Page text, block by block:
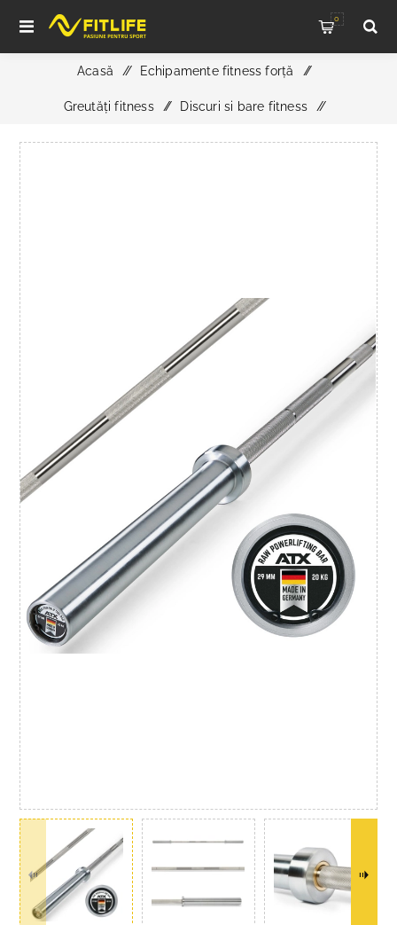
0
Acasă / Echipamente fitness forță /
Greutăți fitness / Discuri si bare fitness /
ATX XTP Raw Powerlifting Bar Tip 200-433 Maneca lunga